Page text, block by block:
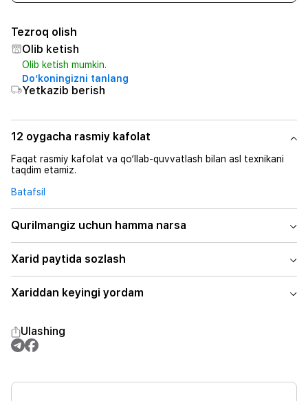
Tezroq olish
Olib ketish
Olib ketish mumkin.
Do‘koningizni tanlang
Yetkazib berish
12 oygacha rasmiy kafolat
Faqat rasmiy kafolat va qo‘llab-quvvatlash bilan asl texnikani
taqdim etamiz.
Batafsil
Qurilmangiz uchun hamma narsa
Xarid paytida sozlash
Xariddan keyingi yordam
Ulashing